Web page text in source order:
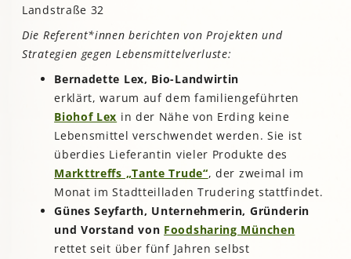
Landstraße 32
Die Referent*innen berichten von Projekten und
Strategien gegen Lebensmittelverluste:
Bernadette Lex, Bio-Landwirtin
erklärt, warum auf dem familiengeführten
Biohof Lex in der Nähe von Erding keine
Lebensmittel verschwendet werden. Sie ist
überdies Lieferantin vieler Produkte des
Markttreffs „Tante Trude“, der zweimal im
Monat im Stadtteilladen Trudering stattfindet.
Günes Seyfarth, Unternehmerin, Gründerin
und Vorstand von Foodsharing München
rettet seit über fünf Jahren selbst